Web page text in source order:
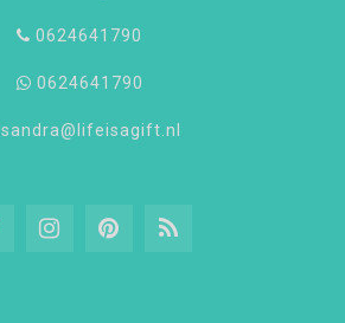
0624641790
0624641790
sandra@lifeisagift.nl